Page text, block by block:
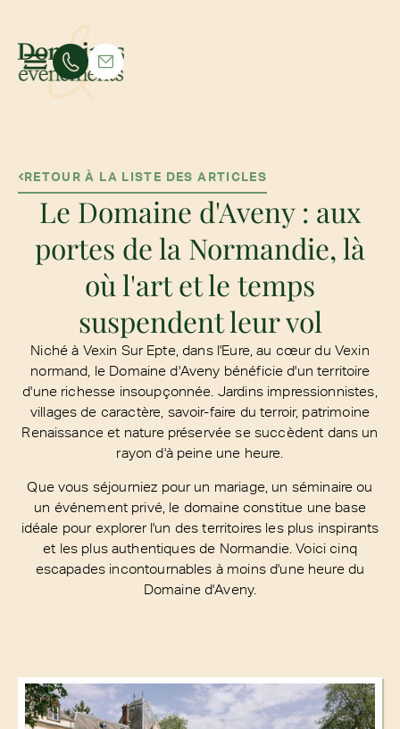
RETOUR À LA LISTE DES ARTICLES
Le Domaine d'Aveny : aux
portes de la Normandie, là
où l'art et le temps
suspendent leur vol
Niché à Vexin Sur Epte, dans l'Eure, au cœur du Vexin
normand, le Domaine d'Aveny bénéficie d'un territoire
d'une richesse insoupçonnée. Jardins impressionnistes,
villages de caractère, savoir-faire du terroir, patrimoine
Renaissance et nature préservée se succèdent dans un
rayon d'à peine une heure.
Que vous séjourniez pour un mariage, un séminaire ou
un événement privé, le domaine constitue une base
idéale pour explorer l'un des territoires les plus inspirants
et les plus authentiques de Normandie. Voici cinq
escapades incontournables à moins d'une heure du
Domaine d'Aveny.